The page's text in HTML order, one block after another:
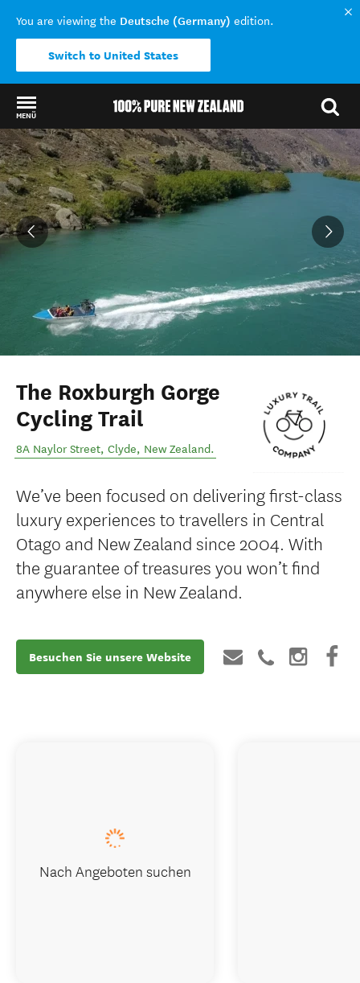
You are viewing the Deutsche (Germany) edition.
Switch to United States
MENÜ
Back to my results
The Roxburgh Gorge
Cycling Trail
8A Naylor Street, Clyde, New Zealand.
We’ve been focused on delivering first-class
luxury experiences to travellers in Central
Otago and New Zealand since 2004. With
the guarantee of treasures you won’t find
anywhere else in New Zealand.
Besuchen Sie unsere Website
Nach Angeboten suchen